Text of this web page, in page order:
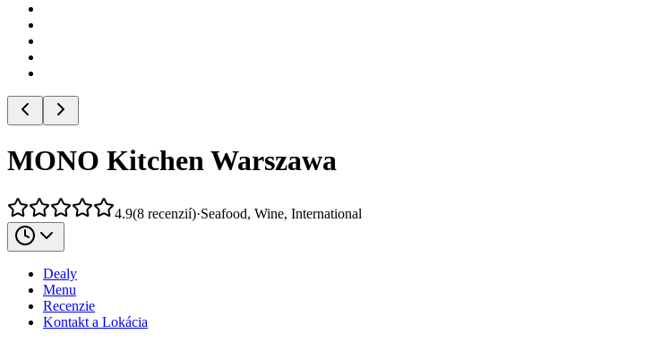
MONO Kitchen Warszawa
4.9(8 recenzií)·Seafood, Wine, International
Dealy
Menu
Recenzie
Kontakt a Lokácia